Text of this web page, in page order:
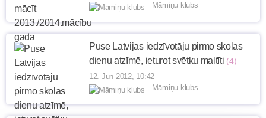
Māmiņu klubs
Puse Latvijas iedzīvotāju pirmo skolas
dienu atzīmē, ieturot svētku maltīti (4)
12. Jun 2012, 10:42
Māmiņu klubs